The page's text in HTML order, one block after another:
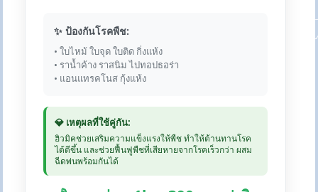
✨ ป้องกันโรคพืช:
• ใบไหม้ ใบจุด ใบติด กิ่งแห้ง
• ราน้ำค้าง ราสนิม ไปทอปธอร่า
• แอนแทรคโนส กุ้งแห้ง
💎 เหตุผลที่ใช้คู่กัน:
ฮิวมิคช่วยเสริมความแข็งแรงให้พืช ทำให้ต้านทานโรค
ได้ดีขึ้น และช่วยฟื้นฟูพืชที่เสียหายจากโรคเร็วกว่า ผสม
ฉีดพ่นพร้อมกันได้